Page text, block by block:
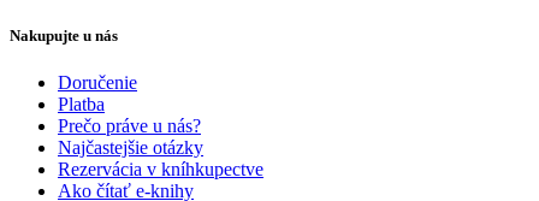
Nakupujte u nás
Doručenie
Platba
Prečo práve u nás?
Najčastejšie otázky
Rezervácia v kníhkupectve
Ako čítať e-knihy